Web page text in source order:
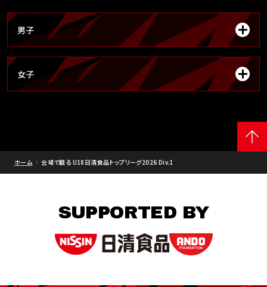
男子
女子
ホーム 会場で観る U18日清食品トップリーグ2026 Div.1
SUPPORTED BY